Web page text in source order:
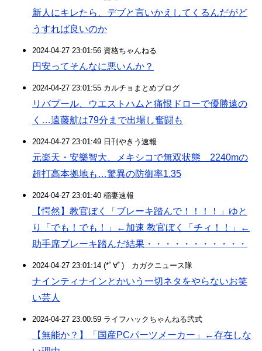
新人にキレたら、デブと言いかえしてくるんだがど
うすれば良いのか
2024-04-27 23:01:56 資格ちゃんねる
円安ってそんなに悪いんか？
2024-04-27 23:01:55 カルチョまとめブログ
リバプール、ウエストハムと痛恨ドローで優勝遠の
く…遠藤航は79分まで出場し奮闘も
2024-04-27 23:01:49 日刊やきう速報
元楽天・安樂智大、メキシコで無双状態 2240mの
超打高本拠地も…驚異の防御率1.35
2024-04-27 23:01:40 稲妻速報
【愕然】教官ぼく「ブレーキ踏んで！！！！」ゆと
り「でも！でも！」←加速 教官ぼく「チィ！！」←
助手席ブレーキ踏んだ結果・・・・・・・・・・・
2024-04-27 23:01:14 (*ﾟ∀ﾟ)ゞカガクニュース隊
ナインティナインとかいう一切ネタをやらないお笑
い芸人
2024-04-27 23:00:59 ライフハックちゃんねる弐式
【無能か？】「国産PCパーツメーカー」←存在しな